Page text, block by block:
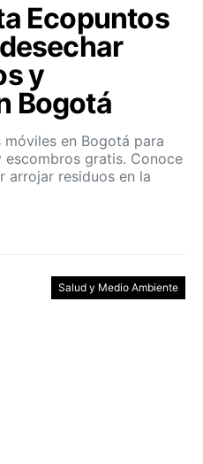
Ecopuntos
y
Bogotá
móviles en Bogotá para
escombros gratis. Conoce
arrojar residuos en la
Salud y Medio Ambiente